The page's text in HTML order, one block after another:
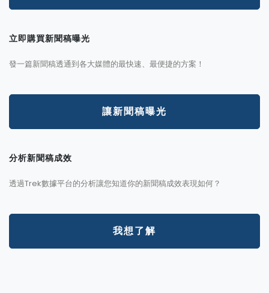
立即購買新聞稿曝光
發一篇新聞稿透通到各大媒體的最快速、最便捷的方案！
讓新聞稿曝光
分析新聞稿成效
透過Trek數據平台的分析讓您知道你的新聞稿成效表現如何？
我想了解